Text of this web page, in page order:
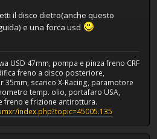
il disco dietro(anche questo
e una forca usd
USD 47mm, pompa e pinza freno CRF
freno a disco posteriore,
35mm, scarico X-Racing, paramotore
temp. olio, portafaro USA,
freno e frizione antirottura.
index.php?topic=45005.135